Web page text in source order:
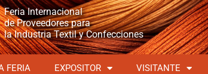
Feria Internacional
de Proveedores para
la Industria Textil y Confecciones
FERIA EXPOSITOR VISITANTE